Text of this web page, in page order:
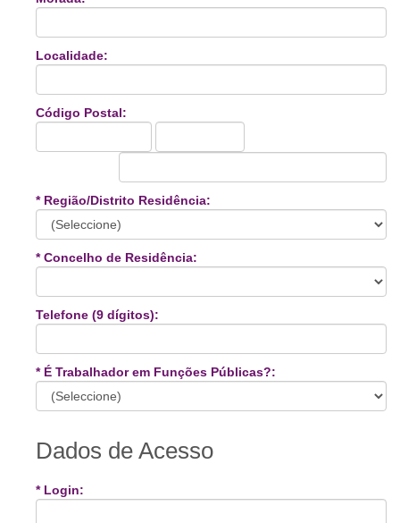
Localidade:
Código Postal:
* Região/Distrito Residência:
* Concelho de Residência:
Telefone (9 dígitos):
* É Trabalhador em Funções Públicas?:
Dados de Acesso
* Login: